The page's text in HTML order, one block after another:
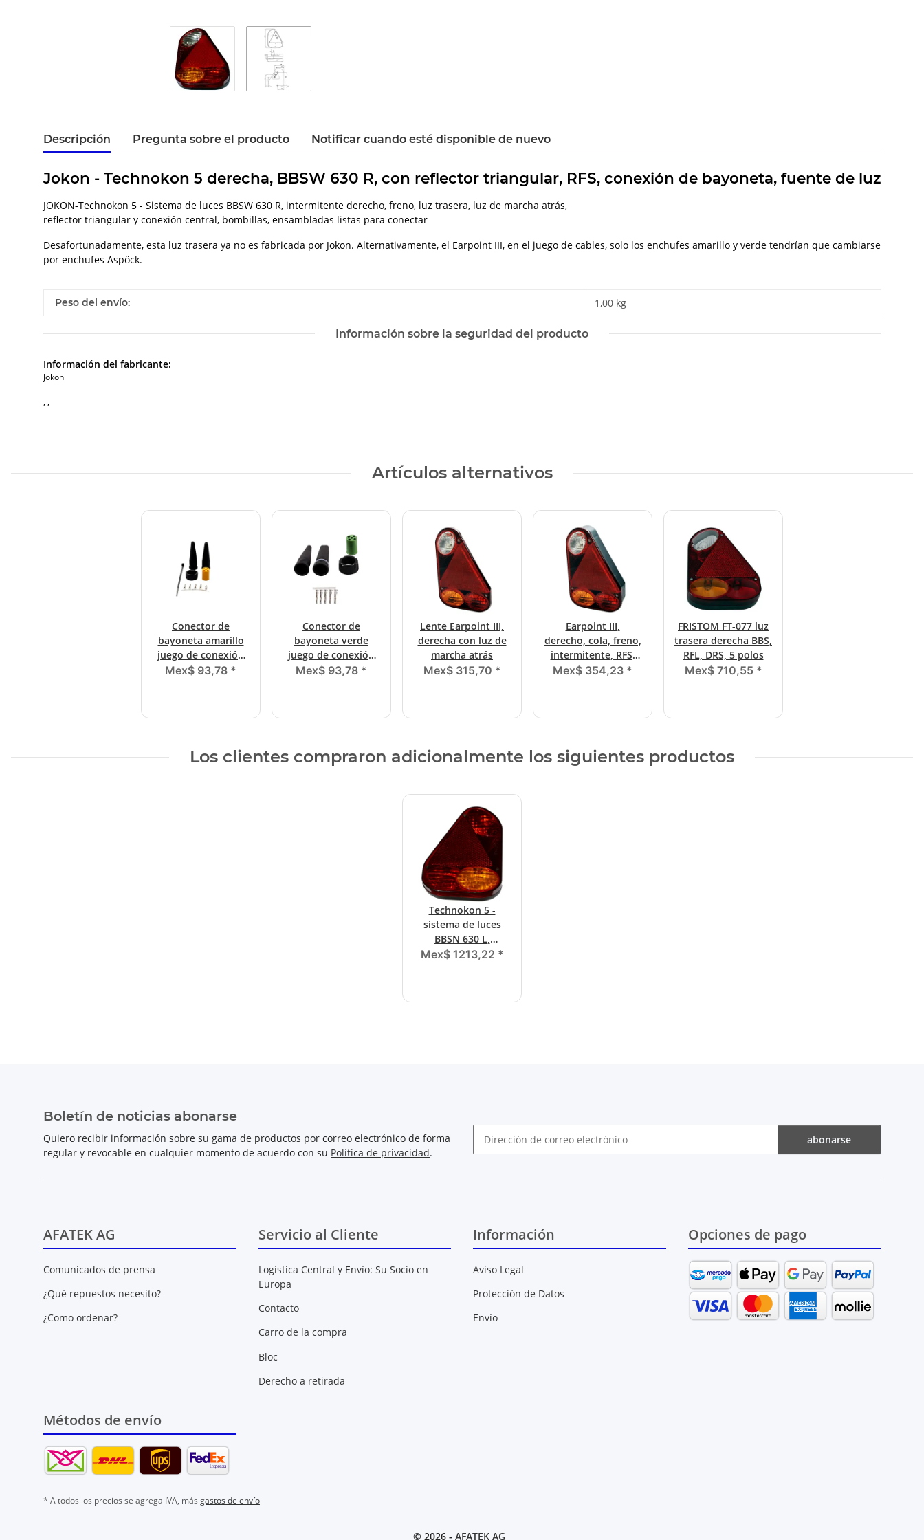
Descripción Pregunta sobre el producto Notificar cuando esté disponible de nuevo
Jokon - Technokon 5 derecha, BBSW 630 R, con reflector triangular, RFS, conexión de bayoneta, fuente de luz
JOKON-Technokon 5 - Sistema de luces BBSW 630 R, intermitente derecho, freno, luz trasera, luz de marcha atrás,
reflector triangular y conexión central, bombillas, ensambladas listas para conectar
Desafortunadamente, esta luz trasera ya no es fabricada por Jokon. Alternativamente, el Earpoint III, en el juego de cables, solo los enchufes amarillo y verde tendrían que cambiarse
por enchufes Aspöck.
#productDetails.itemInformation#
#productDetails.itemValue#
Peso del envío: 1,00 kg
Información sobre la seguridad del producto
Información del fabricante:
Jokon
, ,
Artículos alternativos
Conector de
bayoneta amarillo
juego de conexión
de 5 pines,
Mex$ 93,78 *
Conector de
bayoneta verde
juego de conexión
de 5 pines,
Mex$ 93,78 *
Lente Earpoint III,
derecha con luz de
marcha atrás
Mex$ 315,70 *
Earpoint III,
derecho, cola, freno,
intermitente, RFS,
conector de
Mex$ 354,23 *
FRISTOM FT-077 luz
trasera derecha BBS,
RFL, DRS, 5 polos
Mex$ 710,55 *
Los clientes compraron adicionalmente los siguientes productos
Technokon 5 -
sistema de luces
BBSN 630 L,
intermitente
Mex$ 1213,22 *
Boletín de noticias abonarse
Quiero recibir información sobre su gama de productos por correo electrónico de forma
regular y revocable en cualquier momento de acuerdo con su Política de privacidad.
abonarse
AFATEK AG
Comunicados de prensa
¿Qué repuestos necesito?
¿Como ordenar?
Servicio al Cliente
Logística Central y Envío: Su Socio en
Europa
Contacto
Carro de la compra
Bloc
Derecho a retirada
Información
Aviso Legal
Protección de Datos
Envío
Opciones de pago
Métodos de envío
* A todos los precios se agrega IVA, más gastos de envío
© 2026 - AFATEK AG